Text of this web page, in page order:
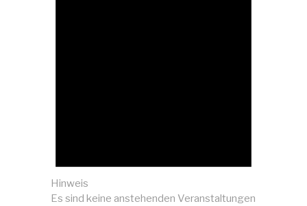
Hinweis
Es sind keine anstehenden Veranstaltungen